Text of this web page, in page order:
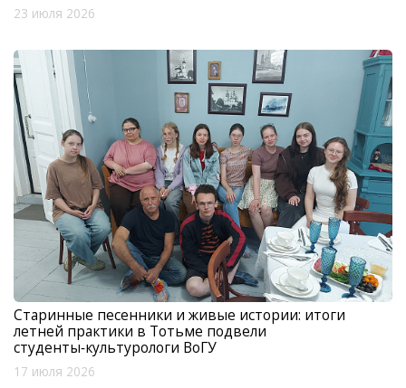
23 июля 2026
Старинные песенники и живые истории: итоги
летней практики в Тотьме подвели
студенты‑культурологи ВоГУ
17 июля 2026